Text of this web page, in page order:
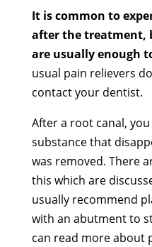
It is common to
after the treatment,
are usually enough
usual pain relievers
contact your dentist.
After a root canal,
substance that
was removed. There
this which are
usually recommend
with an abutment to
can read more about